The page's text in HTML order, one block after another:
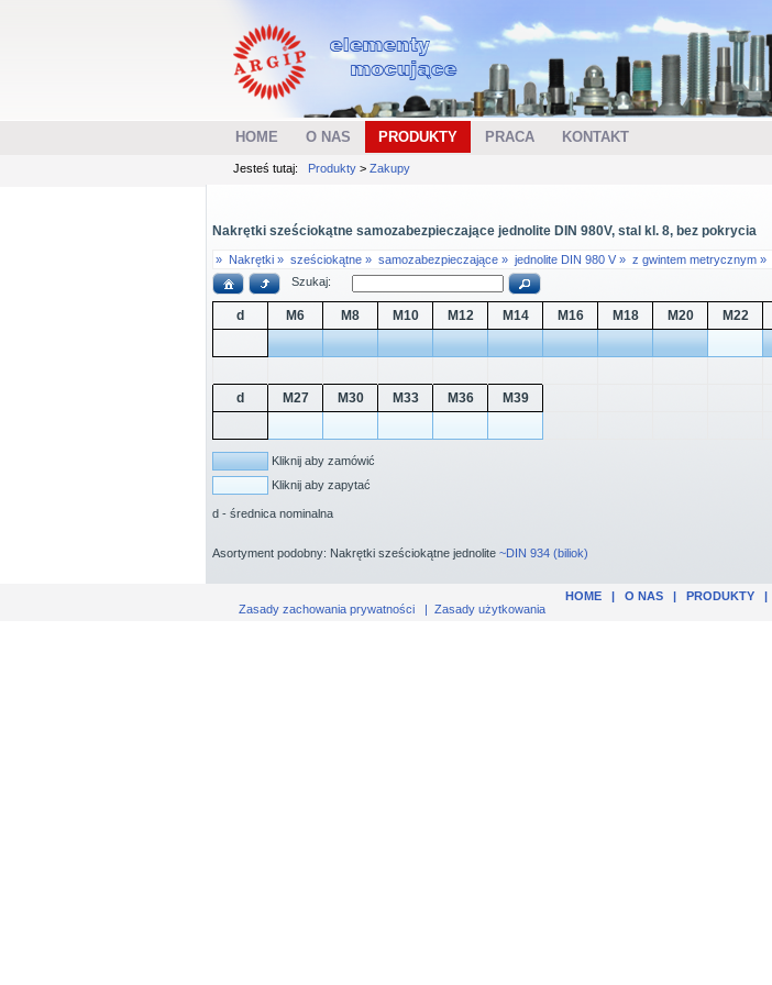
HOME O NAS PRODUKTY PRACA KONTAKT
Jesteś tutaj: Produkty > Zakupy
Nakrętki sześciokątne samozabezpieczające jednolite DIN 980V, stal kl. 8, bez pokrycia
» Nakrętki » sześciokątne » samozabezpieczające » jednolite DIN 980 V » z gwintem metrycznym »
Szukaj:
d M6 M8 M10 M12 M14 M16 M18 M20 M22
d M27 M30 M33 M36 M39
Kliknij aby zamówić
Kliknij aby zapytać
d - średnica nominalna
Asortyment podobny: Nakrętki sześciokątne jednolite ~DIN 934 (biliok)
HOME| O NAS| PRODUKTY|
Zasady zachowania prywatności | Zasady użytkowania